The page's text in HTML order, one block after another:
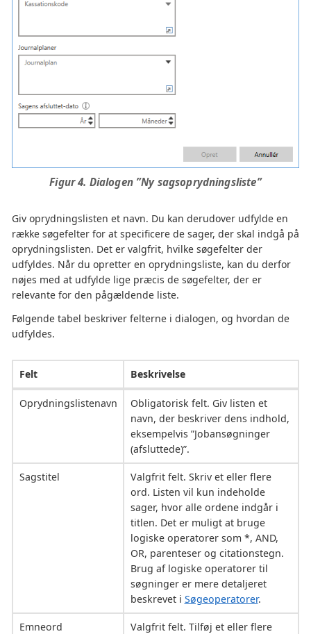
Figur 4. Dialogen ”Ny sagsoprydningsliste”
Giv oprydningslisten et navn. Du kan derudover udfylde en
række søgefelter for at specificere de sager, der skal indgå på
oprydningslisten. Det er valgfrit, hvilke søgefelter der
udfyldes. Når du opretter en oprydningsliste, kan du derfor
nøjes med at udfylde lige præcis de søgefelter, der er
relevante for den pågældende liste.
Følgende tabel beskriver felterne i dialogen, og hvordan de
udfyldes.
Felt Beskrivelse
Oprydningslistenavn
Obligatorisk felt. Giv listen et
navn, der beskriver dens indhold,
eksempelvis ”Jobansøgninger
(afsluttede)”.
Sagstitel
Valgfrit felt. Skriv et eller flere
ord. Listen vil kun indeholde
sager, hvor alle ordene indgår i
titlen. Det er muligt at bruge
logiske operatorer som *, AND,
OR, parenteser og citationstegn.
Brug af logiske operatorer til
søgninger er mere detaljeret
beskrevet i Søgeoperatorer.
Emneord
Valgfrit felt. Tilføj et eller flere